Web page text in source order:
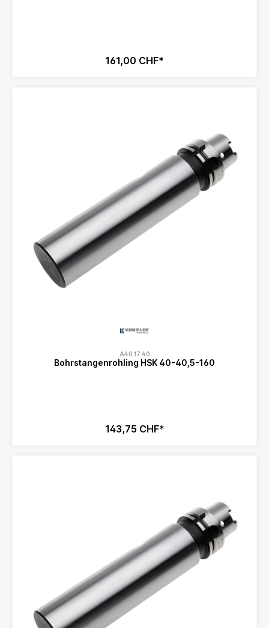
161,00 CHF*
A40.17.40
Bohrstangenrohling HSK 40-40,5-160
143,75 CHF*